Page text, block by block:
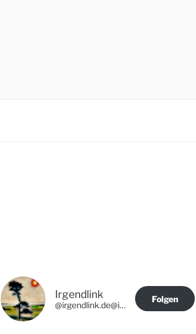
Irgendlink
@irgendlink.de@irgendlink.de
Folgen